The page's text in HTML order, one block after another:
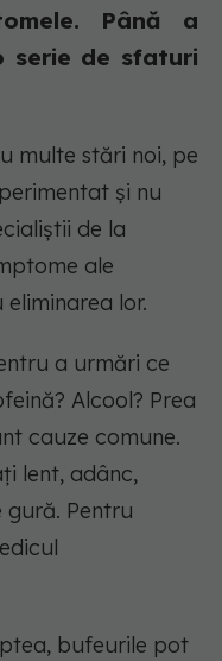
Până a
serie de sfaturi
multe stări noi, pe
și nu
de la
ale
lor.
a urmări ce
Alcool? Prea
cauze comune.
lent, adânc,
Pentru
bufeurile pot